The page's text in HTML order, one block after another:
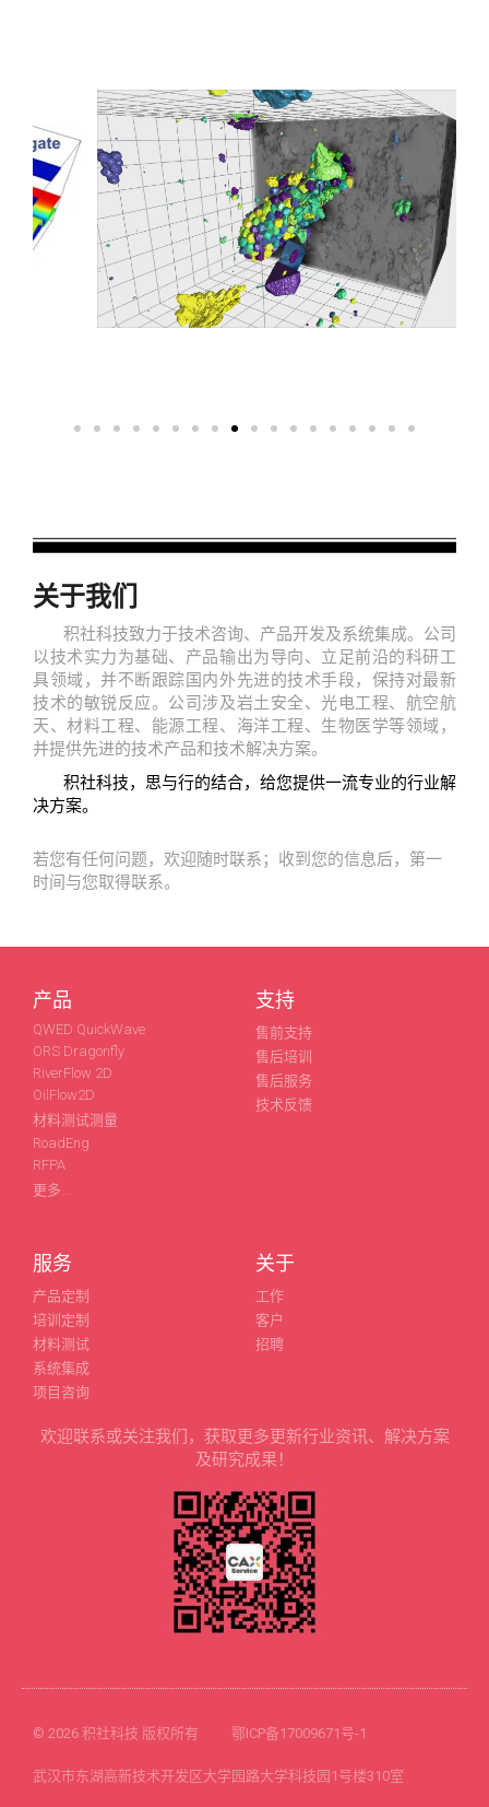
关于我们
积社科技致力于技术咨询、产品开发及系统集成。公司
以技术实力为基础、产品输出为导向、立足前沿的科研工
具领域，并不断跟踪国内外先进的技术手段，保持对最新
技术的敏锐反应。公司涉及岩土安全、光电工程、航空航
天、材料工程、能源工程、海洋工程、生物医学等领域，
并提供先进的技术产品和技术解决方案。
积社科技，思与行的结合，给您提供一流专业的行业解
决方案。
若您有任何问题，欢迎随时联系；收到您的信息后，第一
时间与您取得联系。
产品
QWED QuickWave
ORS Dragonfly
RiverFlow 2D
OilFlow2D
材料测试测量
RoadEng
RFPA
更多...
支持
售前支持
售后培训
售后服务
技术反馈
服务
产品定制
培训定制
材料测试
系统集成
项目咨询
关于
工作
客户
招聘
欢迎联系或关注我们，获取更多更新行业资讯、解决方案
及研究成果！
© 2026 积社科技 版权所有 鄂ICP备17009671号-1
武汉市东湖高新技术开发区大学园路大学科技园1号楼310室